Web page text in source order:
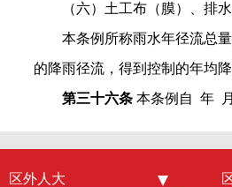
（六）土工布（膜）、排
本条例所称雨水年径流总
的降雨径流，得到控制的年均
第三十六条本条例自 年
区外人大
中国人大